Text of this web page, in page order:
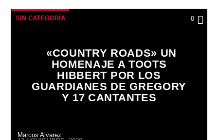
SIN CATEGORÍA 0
«COUNTRY ROADS» UN
HOMENAJE A TOOTS
HIBBERT POR LOS
GUARDIANES DE GREGORY
Y 17 CANTANTES
Marcos Alvarez